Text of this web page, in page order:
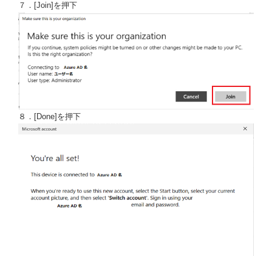
７．[Join]を押下
８．[Done]を押下